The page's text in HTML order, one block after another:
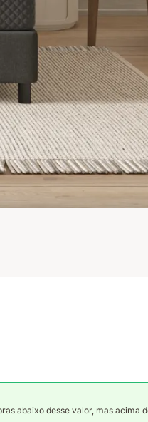
abaixo desse valor, mas acima